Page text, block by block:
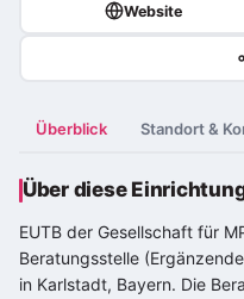
Website
Überblick Standort &
Über diese
EUTB der Gesellschaft für
Beratungsstelle
in Karlstadt, Bayern. Die